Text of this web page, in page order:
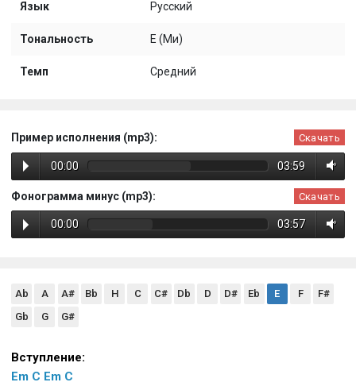
Язык Русский
Тональность E (Ми)
Темп Средний
Пример исполнения (mp3): Скачать
00:00 03:59
Фонограмма минус (mp3): Скачать
00:00 03:57
Ab A A# Bb H C C# Db D D# Eb E F
F#
Gb
G G#
Вступление:
Em C Em C